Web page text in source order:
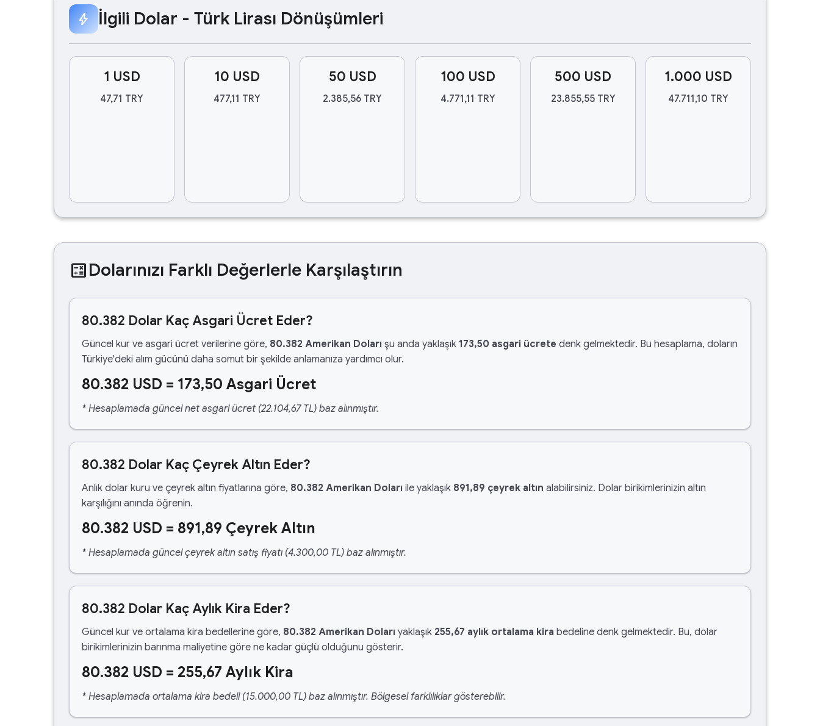
bolt İlgili Dolar - Türk Lirası Dönüşümleri
1 USD
47,71 TRY
10 USD
477,11 TRY
50 USD
2.385,56 TRY
100 USD
4.771,11 TRY
500 USD
23.855,55 TRY
1.000 USD
47.711,10 TRY
calculateDolarınızı Farklı Değerlerle Karşılaştırın
80.382 Dolar Kaç Asgari Ücret Eder?
Güncel kur ve asgari ücret verilerine göre, 80.382 Amerikan Doları şu anda yaklaşık 173,50 asgari ücrete denk gelmektedir. Bu hesaplama, doların
Türkiye'deki alım gücünü daha somut bir şekilde anlamanıza yardımcı olur.
80.382 USD = 173,50 Asgari Ücret
* Hesaplamada güncel net asgari ücret (22.104,67 TL) baz alınmıştır.
80.382 Dolar Kaç Çeyrek Altın Eder?
Anlık dolar kuru ve çeyrek altın fiyatlarına göre, 80.382 Amerikan Doları ile yaklaşık 891,89 çeyrek altın alabilirsiniz. Dolar birikimlerinizin altın
karşılığını anında öğrenin.
80.382 USD = 891,89 Çeyrek Altın
* Hesaplamada güncel çeyrek altın satış fiyatı (4.300,00 TL) baz alınmıştır.
80.382 Dolar Kaç Aylık Kira Eder?
Güncel kur ve ortalama kira bedellerine göre, 80.382 Amerikan Doları yaklaşık 255,67 aylık ortalama kira bedeline denk gelmektedir. Bu, dolar
birikimlerinizin barınma maliyetine göre ne kadar güçlü olduğunu gösterir.
80.382 USD = 255,67 Aylık Kira
* Hesaplamada ortalama kira bedeli (15.000,00 TL) baz alınmıştır. Bölgesel farklılıklar gösterebilir.